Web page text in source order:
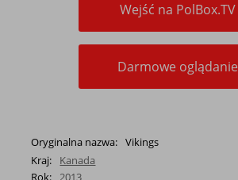
Wejść na PolBox.TV
Darmowe oglądanie
Oryginalna nazwa: Vikings
Kraj:
Kanada
Rok: 2013